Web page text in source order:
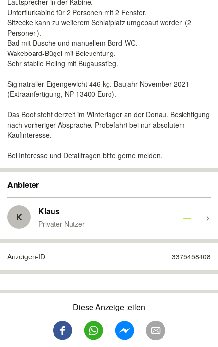
Lautsprecher in der Kabine.
Unterflurkabine für 2 Personen mit 2 Fenster.
Sitzecke kann zu weiterem Schlafplatz umgebaut werden (2
Personen).
Bad mit Dusche und manuellem Bord-WC.
Wakeboard-Bügel mit Beleuchtung.
Sehr stabile Reling mit Bugausstieg.
Sigmatrailer Eigengewicht 446 kg. Baujahr November 2021
(Extraanfertigung, NP 13400 Euro).
Das Boot steht derzeit im Winterlager an der Donau. Besichtigung
nach vorheriger Absprache. Probefahrt bei nur absolutem
Kaufinteresse.
Bei Interesse und Detailfragen bitte gerne melden.
Anbieter
K Klaus
Privater Nutzer
Anzeigen-ID 3375458408
Diese Anzeige teilen